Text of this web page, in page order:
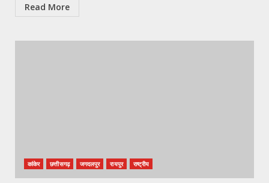
Read More
कांकेर छत्तीसगढ़ जगदलपुर रायपुर राष्ट्रीय